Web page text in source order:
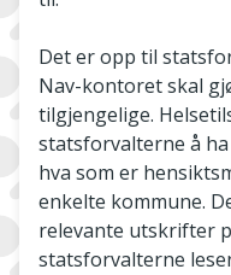
Det er opp til
Nav-kontoret skal
tilgjengelige.
statsforvalterne å
hva som er
enkelte kommune.
relevante utskrifter
statsforvalterne